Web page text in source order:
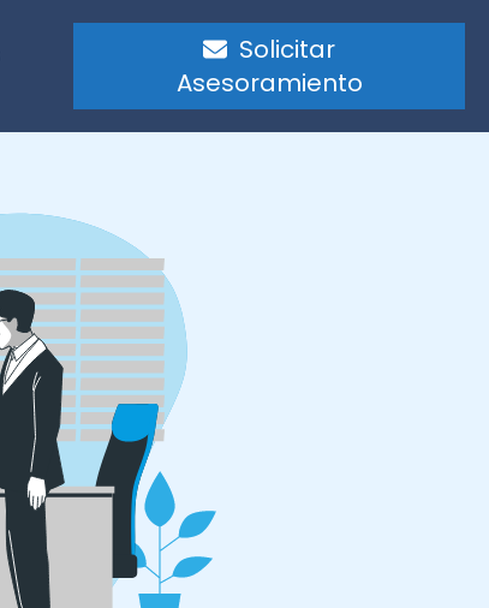
Solicitar
Asesoramiento